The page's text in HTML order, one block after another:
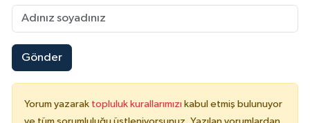
Gönder
Yorum yazarak topluluk kurallarımızı kabul etmiş bulunuyor